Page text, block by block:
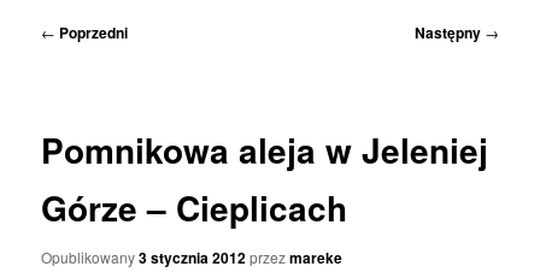
Nawigacja
← Poprzedni Następny →
Pomnikowa aleja w Jeleniej
Górze – Cieplicach
Opublikowany3 stycznia 2012przezmareke